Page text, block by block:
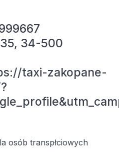
34-500
taxi-zakopane-
osób transpłciowych